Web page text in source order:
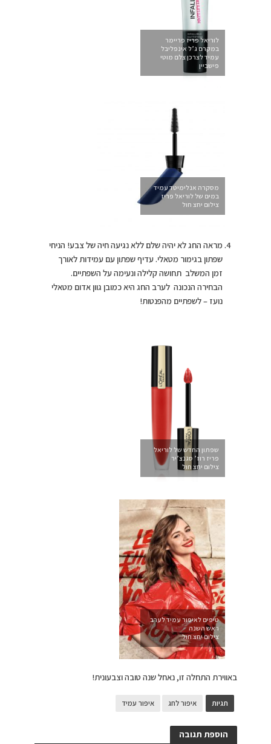
לוריאל פריז פריימר
במקרם ג’ל אינפליבל
עמיד לצרכן צלם מוטי
פישביין
מסקרה אנלימיטד עמיד
במים של לוריאל פריז
צילום יחצ חול
מראה החג לא יהיה שלם ללא נגיעה חיה של צבע! הניחי
שפתון בגימור מטאלי. עדיף שפתון עם עמידות לאורך
זמן המשלב תחושה קלילה ונעימה על השפתיים.
הבחירה הנכונה לערב החג היא כמובן גוון אדום מטאלי
נועז – לשפתיים מהפנטות!
שפתון החדש של לוריאל
פריז רוז’ סגנצ’יר
צילום יחצ חול
טיפים לאיפור עמיד לערב
ראש השנה
צילום יחצ חול
באווירת התחלה זו, נאחל שנה טובה וצבעונית!
תגיות איפור לחג איפור עמיד
הוספת תגובה